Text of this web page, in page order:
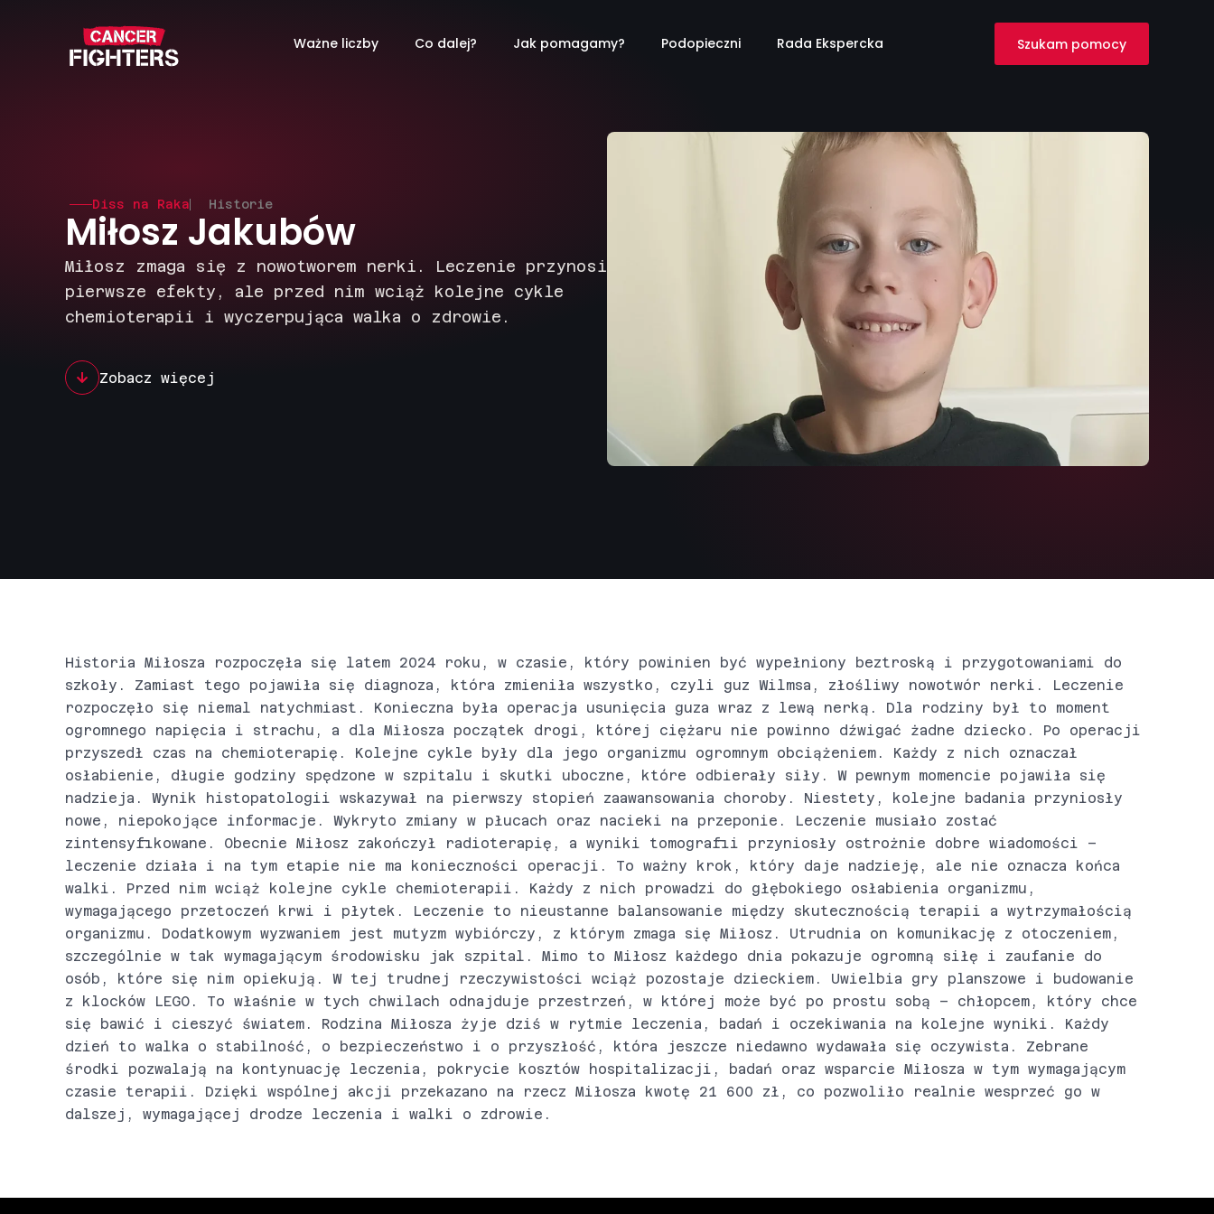
Ważne liczby Co dalej? Jak pomagamy? Podopieczni Rada Ekspercka Szukam pomocy
Diss na Raka Historie
Miłosz Jakubów
Miłosz zmaga się z nowotworem nerki. Leczenie przynosi
pierwsze efekty, ale przed nim wciąż kolejne cykle
chemioterapii i wyczerpująca walka o zdrowie.
Zobacz więcej
Historia Miłosza rozpoczęła się latem 2024 roku, w czasie, który powinien być wypełniony beztroską i przygotowaniami do
szkoły. Zamiast tego pojawiła się diagnoza, która zmieniła wszystko, czyli guz Wilmsa, złośliwy nowotwór nerki. Leczenie
rozpoczęło się niemal natychmiast. Konieczna była operacja usunięcia guza wraz z lewą nerką. Dla rodziny był to moment
ogromnego napięcia i strachu, a dla Miłosza początek drogi, której ciężaru nie powinno dźwigać żadne dziecko. Po operacji
przyszedł czas na chemioterapię. Kolejne cykle były dla jego organizmu ogromnym obciążeniem. Każdy z nich oznaczał
osłabienie, długie godziny spędzone w szpitalu i skutki uboczne, które odbierały siły. W pewnym momencie pojawiła się
nadzieja. Wynik histopatologii wskazywał na pierwszy stopień zaawansowania choroby. Niestety, kolejne badania przyniosły
nowe, niepokojące informacje. Wykryto zmiany w płucach oraz nacieki na przeponie. Leczenie musiało zostać
zintensyfikowane. Obecnie Miłosz zakończył radioterapię, a wyniki tomografii przyniosły ostrożnie dobre wiadomości –
leczenie działa i na tym etapie nie ma konieczności operacji. To ważny krok, który daje nadzieję, ale nie oznacza końca
walki. Przed nim wciąż kolejne cykle chemioterapii. Każdy z nich prowadzi do głębokiego osłabienia organizmu,
wymagającego przetoczeń krwi i płytek. Leczenie to nieustanne balansowanie między skutecznością terapii a wytrzymałością
organizmu. Dodatkowym wyzwaniem jest mutyzm wybiórczy, z którym zmaga się Miłosz. Utrudnia on komunikację z otoczeniem,
szczególnie w tak wymagającym środowisku jak szpital. Mimo to Miłosz każdego dnia pokazuje ogromną siłę i zaufanie do
osób, które się nim opiekują. W tej trudnej rzeczywistości wciąż pozostaje dzieckiem. Uwielbia gry planszowe i budowanie
z klocków LEGO. To właśnie w tych chwilach odnajduje przestrzeń, w której może być po prostu sobą – chłopcem, który chce
się bawić i cieszyć światem. Rodzina Miłosza żyje dziś w rytmie leczenia, badań i oczekiwania na kolejne wyniki. Każdy
dzień to walka o stabilność, o bezpieczeństwo i o przyszłość, która jeszcze niedawno wydawała się oczywista. Zebrane
środki pozwalają na kontynuację leczenia, pokrycie kosztów hospitalizacji, badań oraz wsparcie Miłosza w tym wymagającym
czasie terapii. Dzięki wspólnej akcji przekazano na rzecz Miłosza kwotę 21 600 zł, co pozwoliło realnie wesprzeć go w
dalszej, wymagającej drodze leczenia i walki o zdrowie.